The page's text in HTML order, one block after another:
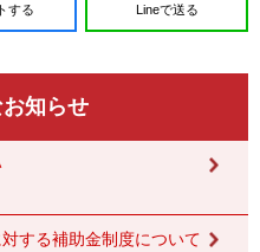
する Lineで送る
知らせ
する補助金制度について